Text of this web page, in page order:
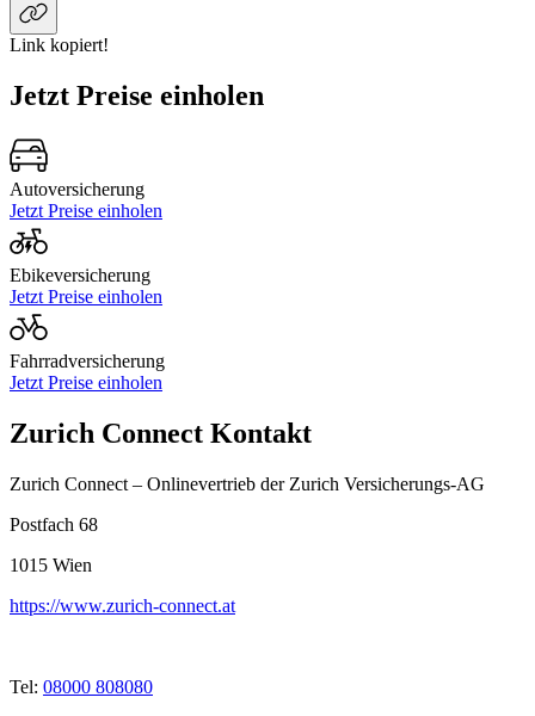
Link kopiert!
Jetzt Preise einholen
Autoversicherung
Jetzt Preise einholen
Ebikeversicherung
Jetzt Preise einholen
Fahrradversicherung
Jetzt Preise einholen
Zurich Connect Kontakt
Zurich Connect – Onlinevertrieb der Zurich Versicherungs-AG
Postfach 68
1015 Wien
https://www.zurich-connect.at
Tel: 08000 808080